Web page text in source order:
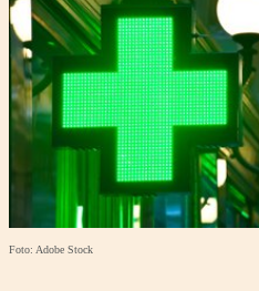
Foto: Adobe Stock